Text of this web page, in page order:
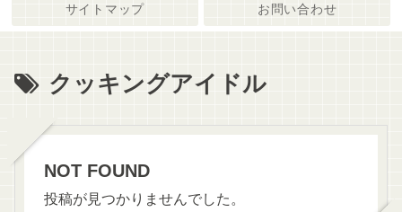
サイトマップ お問い合わせ
クッキングアイドル
NOT FOUND
投稿が見つかりませんでした。